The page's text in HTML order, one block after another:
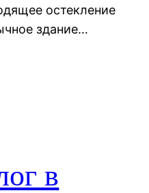
остекление
здание…
в